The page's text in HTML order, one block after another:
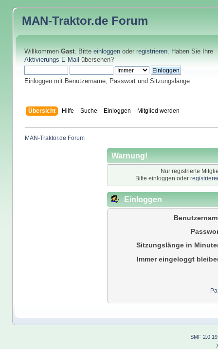
MAN-Traktor.de Forum
Willkommen Gast. Bitte einloggenoder registrieren. Haben Sie Ihre
Aktivierungs E-Mail übersehen?
Einloggen mit Benutzername, Passwort und Sitzungslänge
Übersicht Hilfe Suche Einloggen Mitglied werden
MAN-Traktor.de Forum
Warnung!
Nur registrierte
Bitte einloggen oder
Einloggen
Sitzungslänge in
Immer eingeloggt
SMF 2.0.19